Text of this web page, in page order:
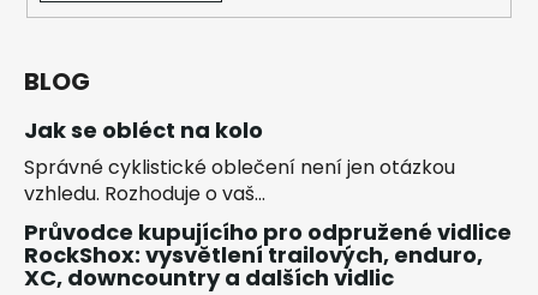
BLOG
Jak se obléct na kolo
Správné cyklistické oblečení není jen otázkou
vzhledu. Rozhoduje o vaš...
Průvodce kupujícího pro odpružené vidlice
RockShox: vysvětlení trailových, enduro,
XC, downcountry a dalších vidlic